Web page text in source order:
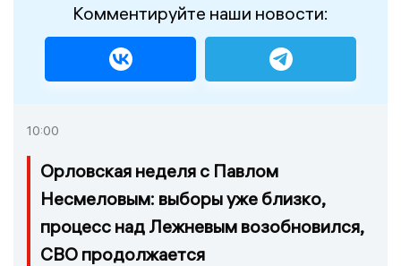
Комментируйте наши новости:
10:00
Орловская неделя с Павлом
Несмеловым: выборы уже близко,
процесс над Лежневым возобновился,
СВО продолжается